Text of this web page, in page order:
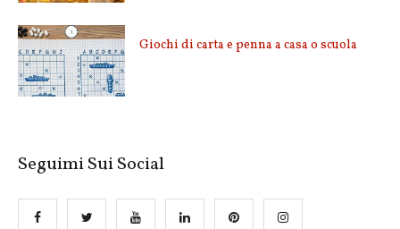
Giochi di carta e penna a casa o scuola
Seguimi Sui Social